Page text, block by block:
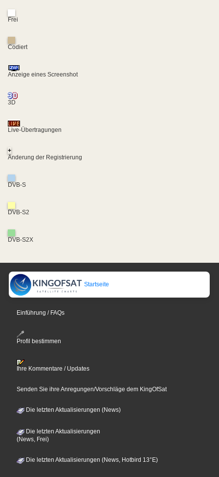
Frei
Codiert
Anzeige eines Screenshot
3D
Live-Übertragungen
+
Änderung der Registrierung
DVB-S
DVB-S2
DVB-S2X
Startseite
Einführung / FAQs
Profil bestimmen
Ihre Kommentare / Updates
Senden Sie ihre Anregungen/Vorschläge dem KingOfSat
Die letzten Aktualisierungen (News)
Die letzten Aktualisierungen
(News, Frei)
Die letzten Aktualisierungen (News, Hotbird 13°E)